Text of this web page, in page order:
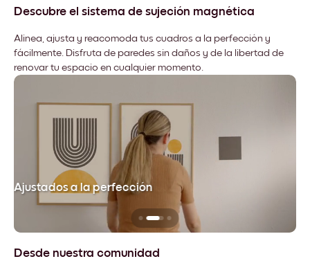
Descubre el sistema de sujeción magnética
Alinea, ajusta y reacomoda tus cuadros a la perfección y
fácilmente. Disfruta de paredes sin daños y de la libertad de
renovar tu espacio en cualquier momento.
Ajustados a la perfección
Desde nuestra comunidad